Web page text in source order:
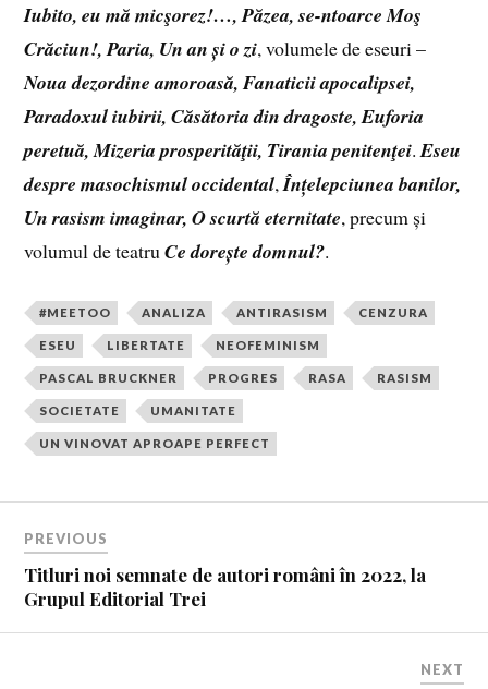
Iubito, eu mă micşorez!…, Păzea, se-ntoarce Moş
Crăciun!, Paria, Un an și o zi, volumele de eseuri –
Noua dezordine amoroasă, Fanaticii apocalipsei,
Paradoxul iubirii, Căsătoria din dragoste, Euforia
peretuă, Mizeria prosperităţii, Tirania penitenţei.Eseu
despre masochismul occidental,Înțelepciunea banilor,
Un rasism imaginar, O scurtă eternitate, precum și
volumul de teatruCe dorește domnul?.
#MEETOO ANALIZA ANTIRASISM CENZURA
ESEU LIBERTATE NEOFEMINISM
PASCAL BRUCKNER PROGRES RASA RASISM
SOCIETATE UMANITATE
UN VINOVAT APROAPE PERFECT
PREVIOUS
Titluri noi semnate de autori români în 2022, la
Grupul Editorial Trei
NEXT